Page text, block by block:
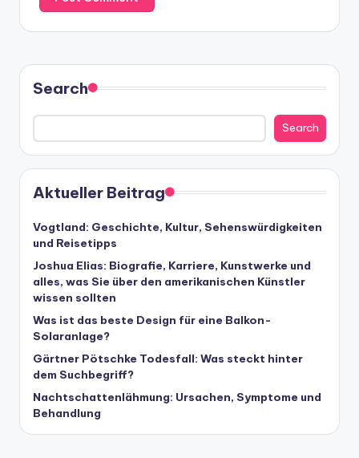
Search
Search
Aktueller Beitrag
Vogtland: Geschichte, Kultur, Sehenswürdigkeiten
und Reisetipps
Joshua Elias: Biografie, Karriere, Kunstwerke und
alles, was Sie über den amerikanischen Künstler
wissen sollten
Was ist das beste Design für eine Balkon-
Solaranlage?
Gärtner Pötschke Todesfall: Was steckt hinter
dem Suchbegriff?
Nachtschattenlähmung: Ursachen, Symptome und
Behandlung